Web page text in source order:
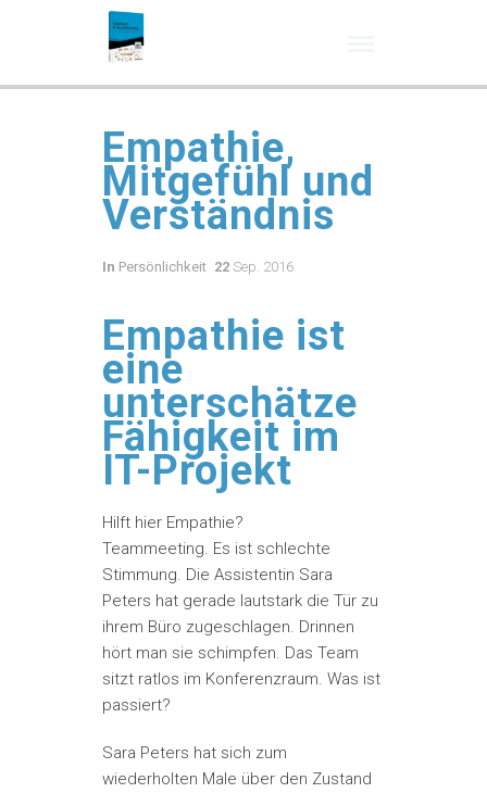
Empathie,
Mitgefühl und
Verständnis
In Persönlichkeit 22 Sep. 2016
Empathie ist
eine
unterschätze
Fähigkeit im
IT-Projekt
Hilft hier Empathie?
Teammeeting. Es ist schlechte
Stimmung. Die Assistentin Sara
Peters hat gerade lautstark die Tür zu
ihrem Büro zugeschlagen. Drinnen
hört man sie schimpfen. Das Team
sitzt ratlos im Konferenzraum. Was ist
passiert?
Sara Peters hat sich zum
wiederholten Male über den Zustand